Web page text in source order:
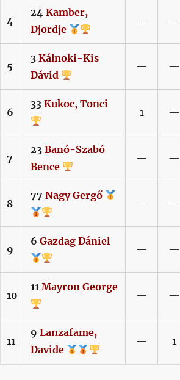
4
24 Kamber,
Djordje
— —
5
3 Kálnoki-Kis
Dávid
— —
Piros lap
6
33 Kukoc, Tonci
1 —
Sárga lap
7
23 Banó-Szabó
Bence
— —
8
77 Nagy Gergő
— —
9
6 Gazdag Dániel
— —
10
11 Mayron George
— —
11
9 Lanzafame,
Davide
— 1